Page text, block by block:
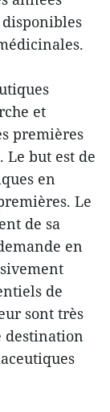
disponibles
et
premières
Le but est de
en
Le
de sa
en
de
sont très
destination